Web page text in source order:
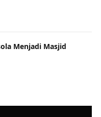
Menjadi Masjid